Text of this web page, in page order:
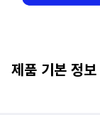
제품 기본 정보